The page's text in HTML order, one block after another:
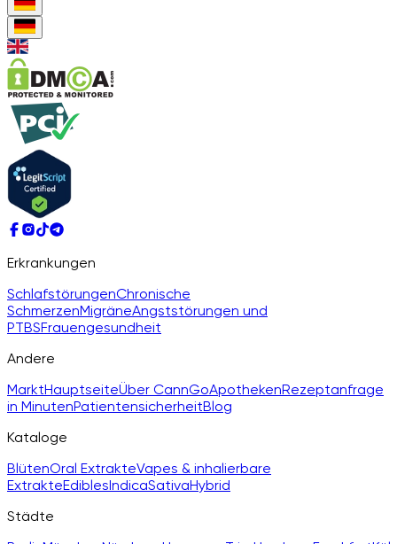
Erkrankungen
SchlafstörungenChronische
SchmerzenMigräneAngststörungen und
PTBSFrauengesundheit
Andere
MarktHauptseiteÜber CannGoApothekenRezeptanfrage
in MinutenPatientensicherheitBlog
Kataloge
BlütenOral ExtrakteVapes & inhalierbare
ExtrakteEdiblesIndicaSativaHybrid
Städte